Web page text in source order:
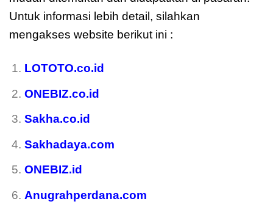
Untuk informasi lebih detail, silahkan
mengakses website berikut ini :
LOTOTO.co.id
ONEBIZ.co.id
Sakha.co.id
Sakhadaya.com
ONEBIZ.id
Anugrahperdana.com